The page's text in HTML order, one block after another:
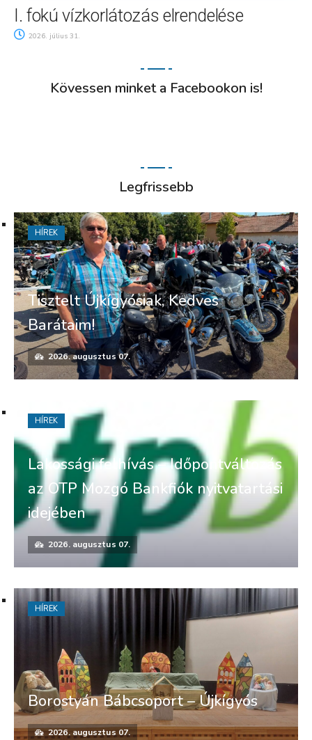
I. fokú vízkorlátozás elrendelése
2026. július 31.
Kövessen minket a Facebookon is!
Legfrissebb
Tisztelt Újkígyósiak, Kedves
Barátaim!
2026. augusztus 07.
HÍREK
Lakossági felhívás – Időpontváltozás
az OTP Mozgó Bankfiók nyitvatartási
idejében
2026. augusztus 07.
HÍREK
Borostyán Bábcsoport – Újkígyós
2026. augusztus 07.
HÍREK